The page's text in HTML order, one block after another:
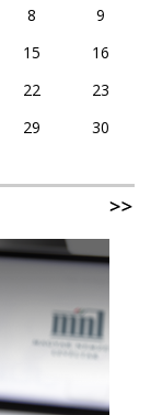
8
9
15
16
22
23
29
30